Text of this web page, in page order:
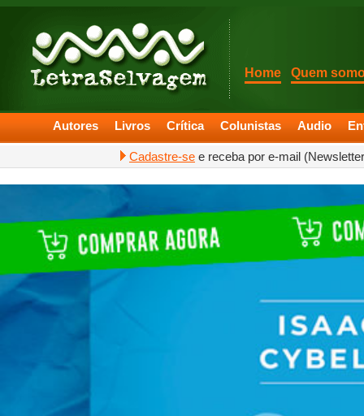
Home Quem
Autores Livros Crítica Colunistas Audio
Cadastre-se e receba por e-mail